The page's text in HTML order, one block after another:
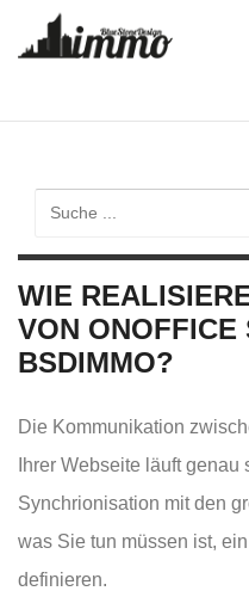
WIE
VON ONOFFICE
BSDIMMO?
Die Kommunikation
Ihrer Webseite läuft
Synchrionisation mit den
was Sie tun müssen ist,
definieren.